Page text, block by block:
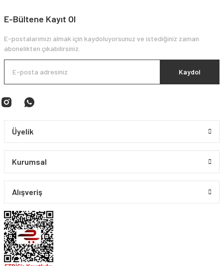
E-Bültene Kayıt Ol
E-postalarımızı almak için kaydoluyorsunuz ve istediğiniz zaman
abonelikten çıkabilirsiniz.
Kaydol
Üyelik
Kurumsal
Alışveriş